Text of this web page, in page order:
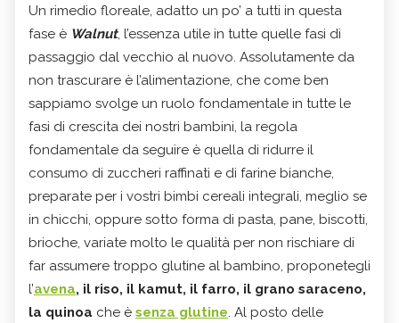
Un rimedio floreale, adatto un po’ a tutti in questa
fase è Walnut, l’essenza utile in tutte quelle fasi di
passaggio dal vecchio al nuovo. Assolutamente da
non trascurare è l’alimentazione, che come ben
sappiamo svolge un ruolo fondamentale in tutte le
fasi di crescita dei nostri bambini, la regola
fondamentale da seguire è quella di ridurre il
consumo di zuccheri raffinati e di farine bianche,
preparate per i vostri bimbi cereali integrali, meglio se
in chicchi, oppure sotto forma di pasta, pane, biscotti,
brioche, variate molto le qualità per non rischiare di
far assumere troppo glutine al bambino, proponetegli
l’avena, il riso, il kamut, il farro, il grano saraceno,
la quinoa che è senza glutine. Al posto delle